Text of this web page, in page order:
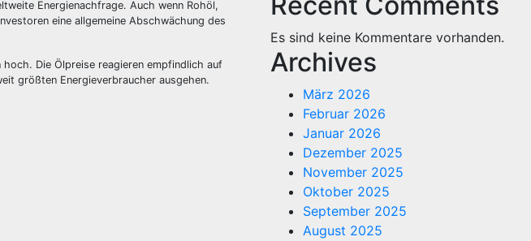
Energienachfrage. Auch wenn Rohöl,
eine allgemeine Abschwächung des
Die Ölpreise reagieren empfindlich auf
größten Energieverbraucher ausgehen.
Es sind keine Kommentare vorhanden.
Archives
März 2026
Februar 2026
Januar 2026
Dezember 2025
November 2025
Oktober 2025
September 2025
August 2025